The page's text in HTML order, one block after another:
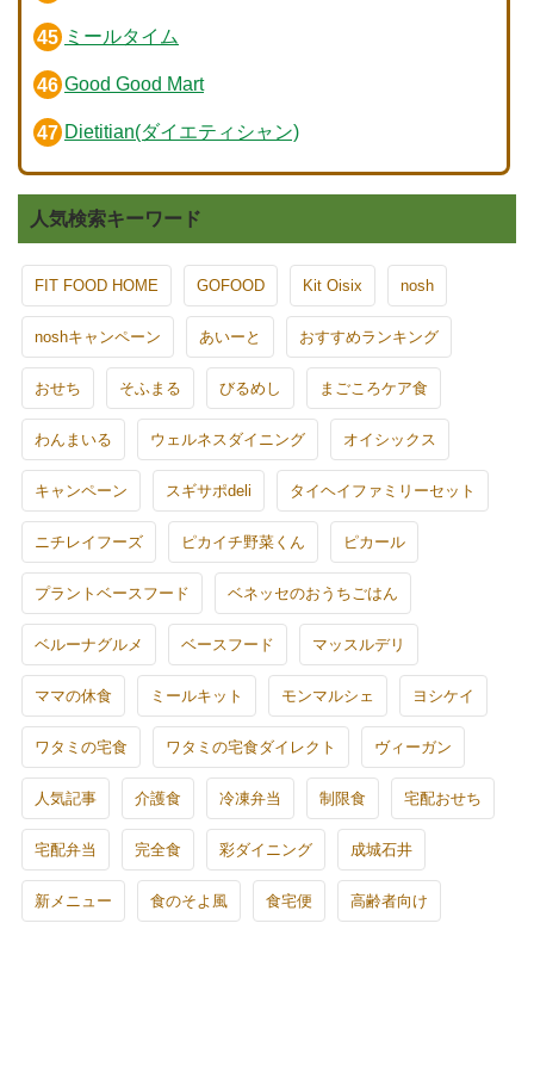
ミールタイム
Good Good Mart
Dietitian(ダイエティシャン)
人気検索キーワード
FIT FOOD HOME GOFOOD Kit Oisix nosh
noshキャンペーン あいーと おすすめランキング
おせち そふまる びるめし まごころケア食
わんまいる ウェルネスダイニング オイシックス
キャンペーン スギサポdeli タイヘイファミリーセット
ニチレイフーズ ピカイチ野菜くん ピカール
プラントベースフード ベネッセのおうちごはん
ベルーナグルメ ベースフード マッスルデリ
ママの休食 ミールキット モンマルシェ ヨシケイ
ワタミの宅食 ワタミの宅食ダイレクト ヴィーガン
人気記事 介護食 冷凍弁当 制限食 宅配おせち
宅配弁当 完全食 彩ダイニング 成城石井
新メニュー 食のそよ風 食宅便 高齢者向け